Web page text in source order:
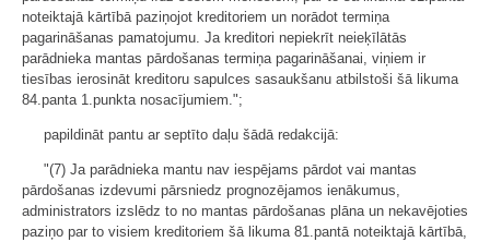
noteiktajā kārtībā paziņojot kreditoriem un norādot termiņa
pagarināšanas pamatojumu. Ja kreditori nepiekrīt neieķīlātās
parādnieka mantas pārdošanas termiņa pagarināšanai, viņiem ir
tiesības ierosināt kreditoru sapulces sasaukšanu atbilstoši šā likuma
84.panta 1.punkta nosacījumiem.";
papildināt pantu ar septīto daļu šādā redakcijā:
"(7) Ja parādnieka mantu nav iespējams pārdot vai mantas
pārdošanas izdevumi pārsniedz prognozējamos ienākumus,
administrators izslēdz to no mantas pārdošanas plāna un nekavējoties
paziņo par to visiem kreditoriem šā likuma 81.pantā noteiktajā kārtībā,